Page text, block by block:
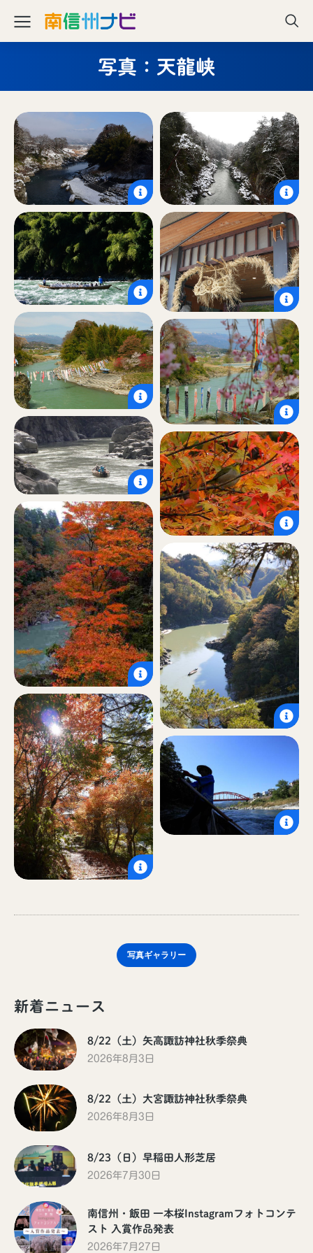
写真：天龍峡
写真ギャラリー
新着ニュース
8/22（土）矢高諏訪神社秋季祭典
2026年8月3日
8/22（土）大宮諏訪神社秋季祭典
2026年8月3日
8/23（日）早稲田人形芝居
2026年7月30日
南信州・飯田 一本桜Instagramフォトコンテ
スト 入賞作品発表
2026年7月27日